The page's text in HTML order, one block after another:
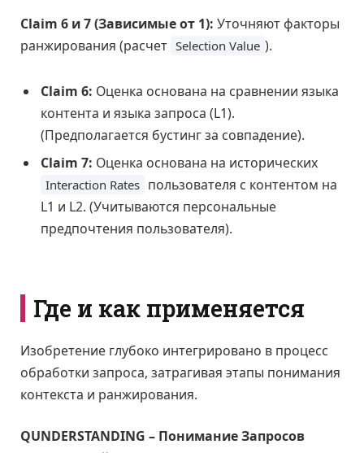
Claim 6 и 7 (Зависимые от 1): Уточняют факторы
ранжирования (расчет Selection Value ).
Claim 6: Оценка основана на сравнении языка
контента и языка запроса (L1).
(Предполагается бустинг за совпадение).
Claim 7: Оценка основана на исторических
Interaction Rates пользователя с контентом на
L1 и L2. (Учитываются персональные
предпочтения пользователя).
Где и как применяется
Изобретение глубоко интегрировано в процесс
обработки запроса, затрагивая этапы понимания
контекста и ранжирования.
QUNDERSTANDING – Понимание Запросов